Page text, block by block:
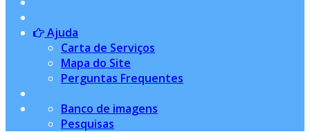
Ajuda
Carta de Serviços
Mapa do Site
Perguntas Frequentes
Banco de imagens
Pesquisas